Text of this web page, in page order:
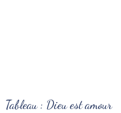
Tableau : Dieu est amour